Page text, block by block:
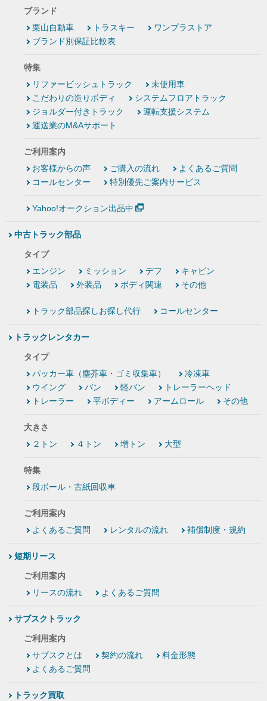
ブランド
栗山自動車
トラスキー
ワンプラストア
ブランド別保証比較表
特集
リファービッシュトラック
未使用車
こだわりの造りボディ
システムフロアトラック
ジョルダー付きトラック
運転支援システム
運送業のM&Aサポート
ご利用案内
お客様からの声
ご購入の流れ
よくあるご質問
コールセンター
特別優先ご案内サービス
Yahoo!オークション出品中
中古トラック部品
タイプ
エンジン
ミッション デフ
キャビン
電装品
外装品 ボディ関連 その他
トラック部品探しお探し代行 コールセンター
トラックレンタカー
タイプ
パッカー車（塵芥車・ゴミ収集車）
冷凍車
ウイング
バン 軽バン
トレーラーヘッド
トレーラー
平ボディー アームロール その他
大きさ
２トン
４トン 増トン 大型
特集
段ボール・古紙回収車
ご利用案内
よくあるご質問
レンタルの流れ 補償制度・規約
短期リース
ご利用案内
リースの流れ
よくあるご質問
サブスクトラック
ご利用案内
サブスクとは
契約の流れ
料金形態
よくあるご質問
トラック買取